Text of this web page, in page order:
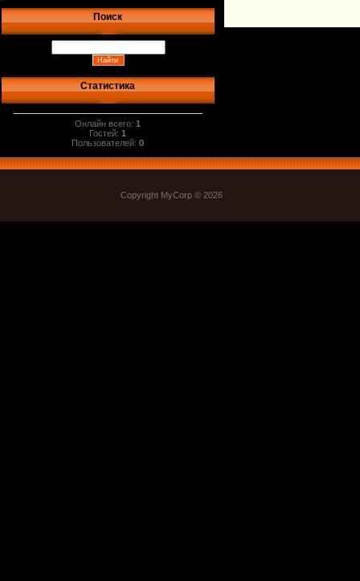
Поиск
Статистика
Онлайн всего:1
Гостей:1
Пользователей:0
Copyright MyCorp © 2026